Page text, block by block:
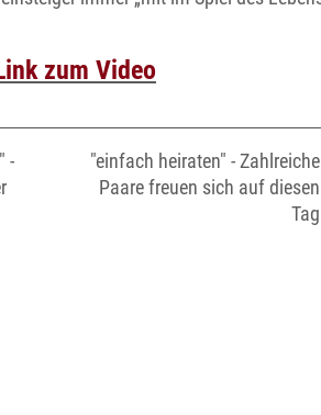
zum Video
-
"einfach heiraten" - Zahlreiche
Paare freuen sich auf diesen
Tag